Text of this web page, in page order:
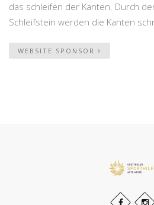
das schleifen der Kanten. Durch
Schleifstein werden die Kanten
WEBSITE SPONSOR